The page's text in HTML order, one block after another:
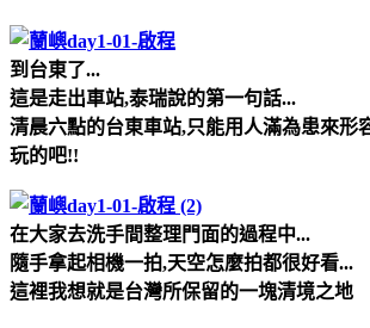
到台東了...
這是走出車站,泰瑞說的第一句話...
清晨六點的台東車站,只能用人滿為患來形
玩的吧!!
在大家去洗手間整理門面的過程中...
隨手拿起相機一拍,天空怎麼拍都很好看...
這裡我想就是台灣所保留的一塊清境之地